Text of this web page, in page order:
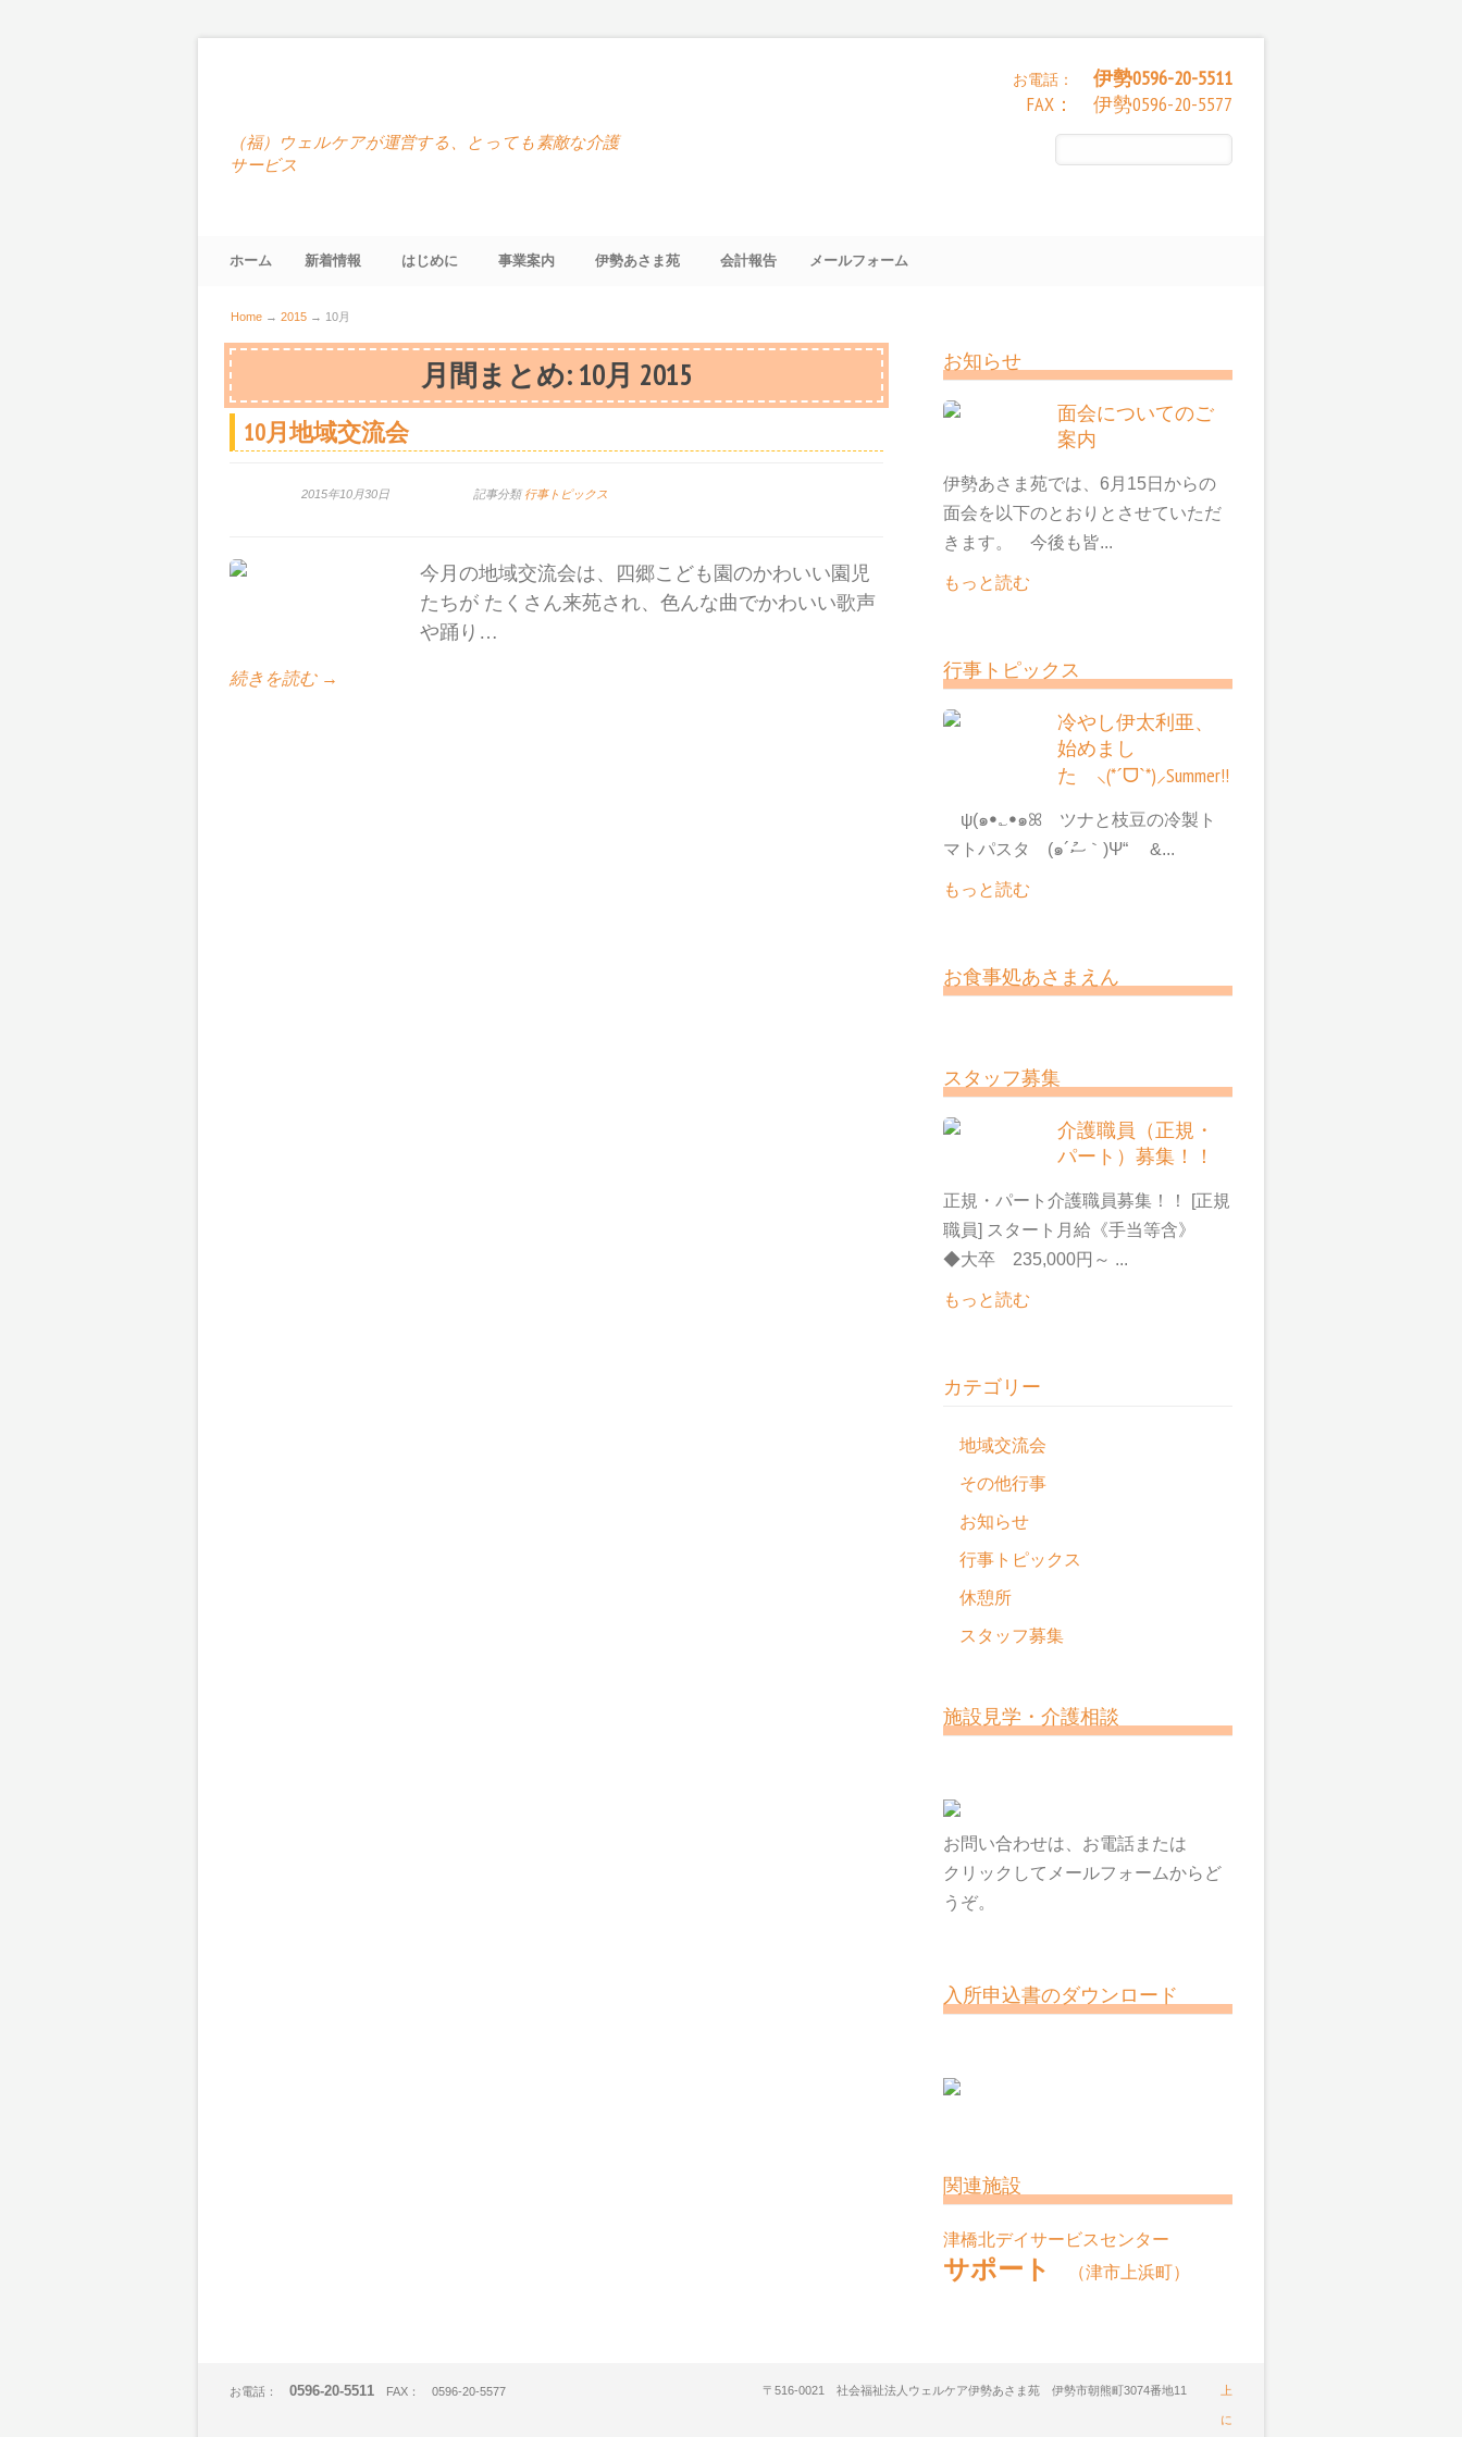
（福）ウェルケアが運営する、とっても素敵な介護
サービス
お電話：
伊勢0596-20-5511
FAX： 伊勢0596-20-5577
ホーム 新着情報 はじめに 事業案内 伊勢あさま苑 会計報告 メールフォーム
Home→ 2015→ 10月
月間まとめ: 10月 2015
10月地域交流会
2015年10月30日 記事分類 行事トピックス
今月の地域交流会は、四郷こども園のかわいい園児
たちが たくさん来苑され、色んな曲でかわいい歌声
や踊り…
続きを読む →
お知らせ
面会についてのご
案内
伊勢あさま苑では、6月15日からの
面会を以下のとおりとさせていただ
きます。 今後も皆...
もっと読む
行事トピックス
冷やし伊太利亜、
始めまし
た ⸜(*ˊᗜˋ*)⸝Summer!!
ψ(๑ꔷ؎ꔷ๑ꕤ ツナと枝豆の冷製ト
マトパスタ (๑´ސު｀)Ψ“ &...
もっと読む
お食事処あさまえん
スタッフ募集
介護職員（正規・
パート）募集！！
正規・パート介護職員募集！！ [正規
職員] スタート月給《手当等含》
◆大卒 235,000円～ ...
もっと読む
カテゴリー
地域交流会
その他行事
お知らせ
行事トピックス
休憩所
スタッフ募集
施設見学・介護相談
お問い合わせは、お電話または
クリックしてメールフォームからど
うぞ。
入所申込書のダウンロード
関連施設
津橋北デイサービスセンター
サポート （津市上浜町）
お電話：0596-20-5511 FAX： 0596-20-5577 〒516-0021 社会福祉法人ウェルケア伊勢あさま苑 伊勢市朝熊町3074番地11 上
に